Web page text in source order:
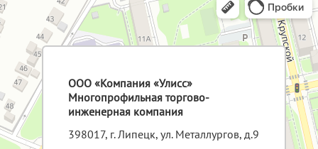
ООО «Компания «Улисс»
Многопрофильная торгово-
инженерная компания
398017, г. Липецк, ул. Металлургов, д.9